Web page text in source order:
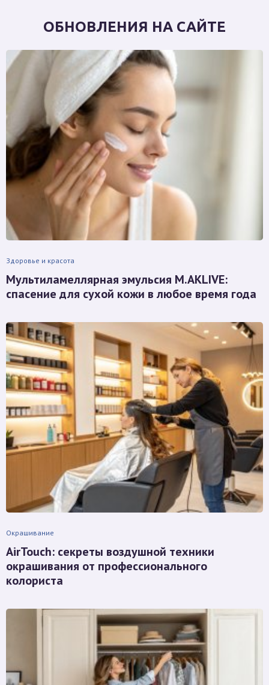
ОБНОВЛЕНИЯ НА САЙТЕ
Здоровье и красота
Мультиламеллярная эмульсия M.AKLIVE:
спасение для сухой кожи в любое время года
Окрашивание
AirTouch: секреты воздушной техники
окрашивания от профессионального
колориста